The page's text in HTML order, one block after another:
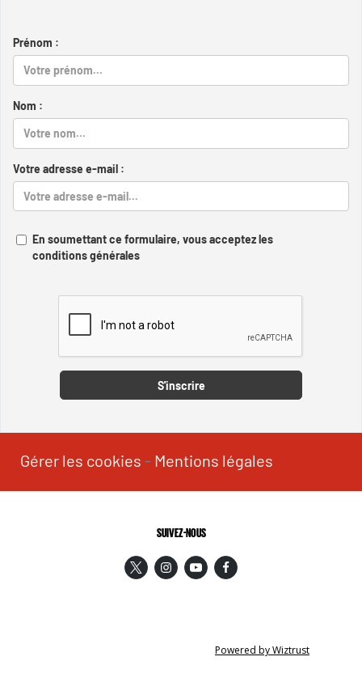
Prénom :
Nom :
Votre adresse e-mail :
En soumettant ce formulaire, vous acceptez les
conditions générales
S'inscrire
Gérer les cookies - Mentions légales
SUIVEZ-NOUS
Powered by Wiztrust